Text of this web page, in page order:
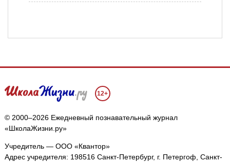
12+
© 2000–2026 Ежедневный познавательный журнал
«ШколаЖизни.ру»
Учредитель — ООО «Квантор»
Адрес учредителя: 198516 Санкт-Петербург, г. Петергоф, Санкт-